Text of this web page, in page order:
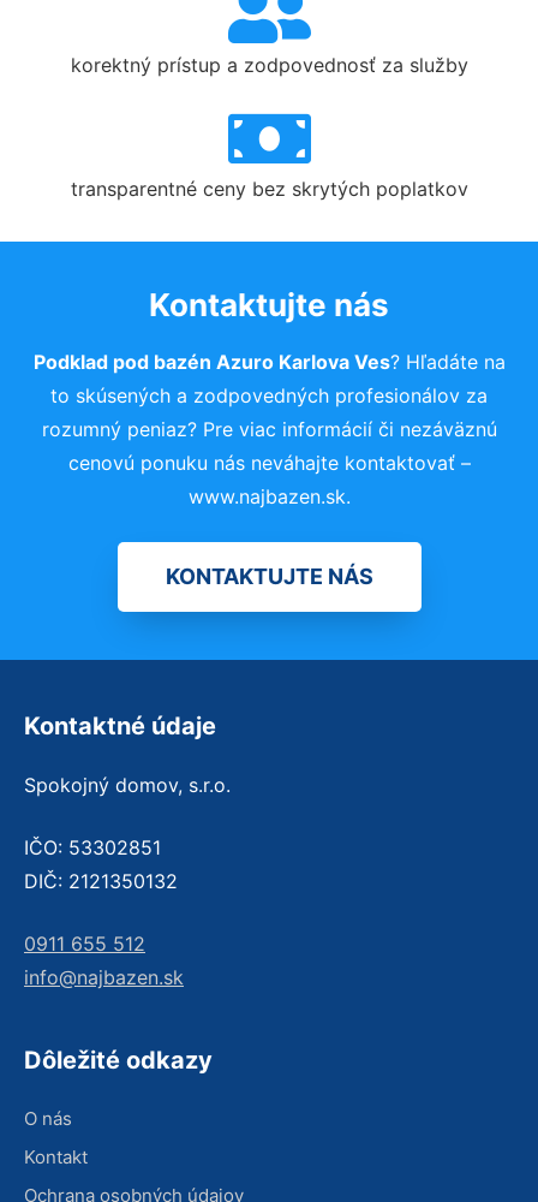
korektný prístup a zodpovednosť za služby
transparentné ceny bez skrytých poplatkov
Kontaktujte nás
Podklad pod bazén Azuro Karlova Ves? Hľadáte na
to skúsených a zodpovedných profesionálov za
rozumný peniaz? Pre viac informácií či nezáväznú
cenovú ponuku nás neváhajte kontaktovať –
www.najbazen.sk.
KONTAKTUJTE NÁS
Kontaktné údaje
Spokojný domov, s.r.o.
IČO: 53302851
DIČ: 2121350132
0911 655 512
info@najbazen.sk
Dôležité odkazy
O nás
Kontakt
Ochrana osobných údajov